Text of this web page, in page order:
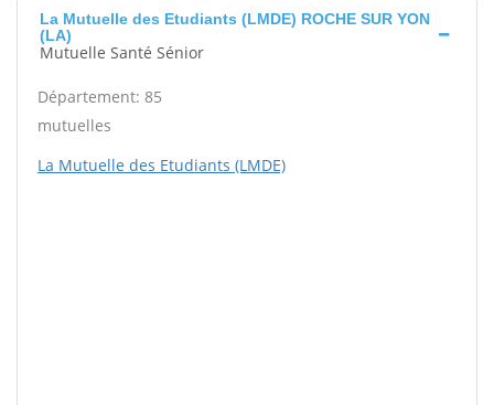
La Mutuelle des Etudiants (LMDE) ROCHE SUR YON
(LA)
Mutuelle Santé Sénior
Département: 85
mutuelles
La Mutuelle des Etudiants (LMDE)